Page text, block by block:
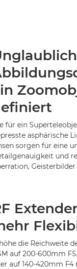
für ein
asphärische
sorgen für eine
und
die Reichweite
auf 200-600mm
auf 140-420mm F4